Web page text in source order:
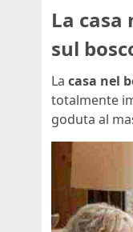
La
sul
La casa nel
totalmente
goduta al